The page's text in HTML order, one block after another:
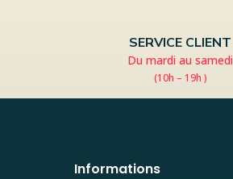
SERVICE CLIENT
Du mardi au samedi
(10h – 19h )
Informations